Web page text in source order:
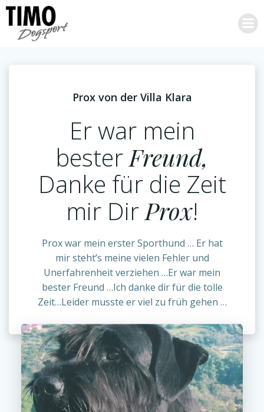
Prox von der Villa Klara
Er war mein
besterFreund,
Danke für die Zeit
mir DirProx!
Prox war mein erster Sporthund … Er hat
mir steht’s meine vielen Fehler und
Unerfahrenheit verziehen …Er war mein
bester Freund …Ich danke dir für die tolle
Zeit…Leider musste er viel zu früh gehen …